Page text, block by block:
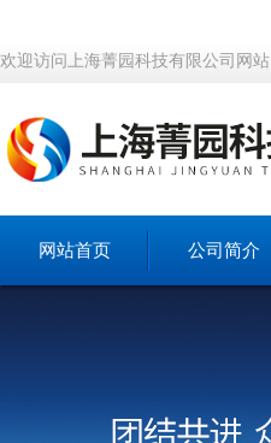
欢迎访问上海菁园科技有限公司网站
网站首页 公司简介